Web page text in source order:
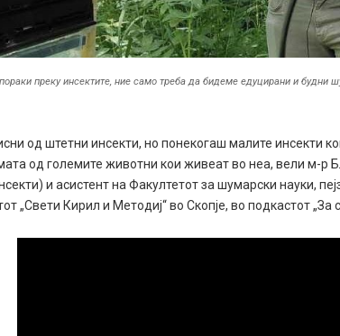
преку инсектите, ние само треба да бидеме едуцирани и будни
од штетни инсекти, но понекогаш малите инсекти
од големите животни кои живеат во неа, вели м-р
и асистент на Факултетот за шумарски науки,
„Свети Кирил и Методиј“ во Скопје, во подкастот